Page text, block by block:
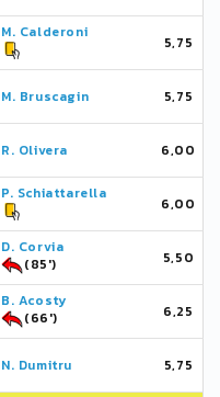
M. Calderoni
5,75
M. Bruscagin 5,75
R. Olivera 6,00
P. Schiattarella
6,00
D. Corvia
(85')
5,50
B. Acosty
(66')
6,25
N. Dumitru 5,75